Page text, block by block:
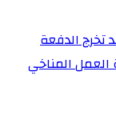
تخرج الدفعة
العمل المناخي